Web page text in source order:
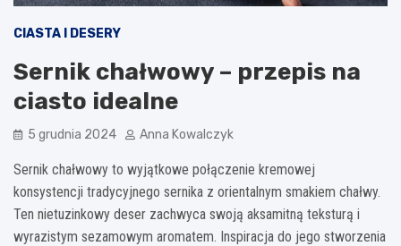
CIASTA I DESERY
Sernik chałwowy – przepis na
ciasto idealne
5 grudnia 2024 Anna Kowalczyk
Sernik chałwowy to wyjątkowe połączenie kremowej
konsystencji tradycyjnego sernika z orientalnym smakiem chałwy.
Ten nietuzinkowy deser zachwyca swoją aksamitną teksturą i
wyrazistym sezamowym aromatem. Inspiracja do jego stworzenia